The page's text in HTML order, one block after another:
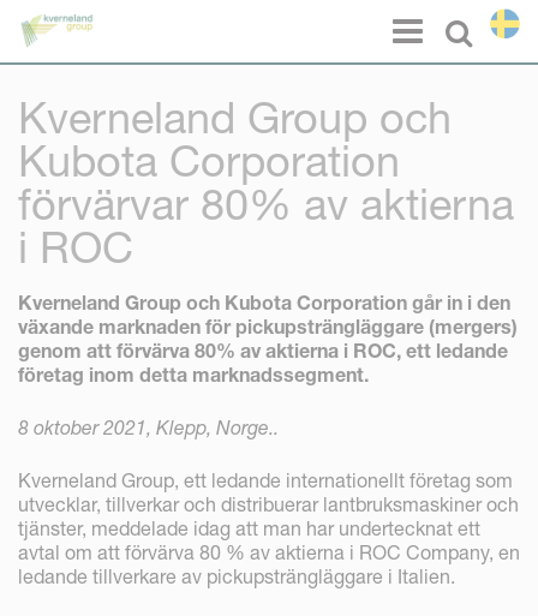
Select
Menu
Kverneland Group och
Kubota Corporation
förvärvar 80% av aktierna
i ROC
Kverneland Group och Kubota Corporation går in i den
växande marknaden för pickupsträngläggare (mergers)
genom att förvärva 80% av aktierna i ROC, ett ledande
företag inom detta marknadssegment.
8 oktober 2021, Klepp, Norge..
Kverneland Group, ett ledande internationellt företag som
utvecklar, tillverkar och distribuerar lantbruksmaskiner och
tjänster, meddelade idag att man har undertecknat ett
avtal om att förvärva 80 % av aktierna i ROC Company, en
ledande tillverkare av pickupsträngläggare i Italien.
Cookie- hanteringspanel